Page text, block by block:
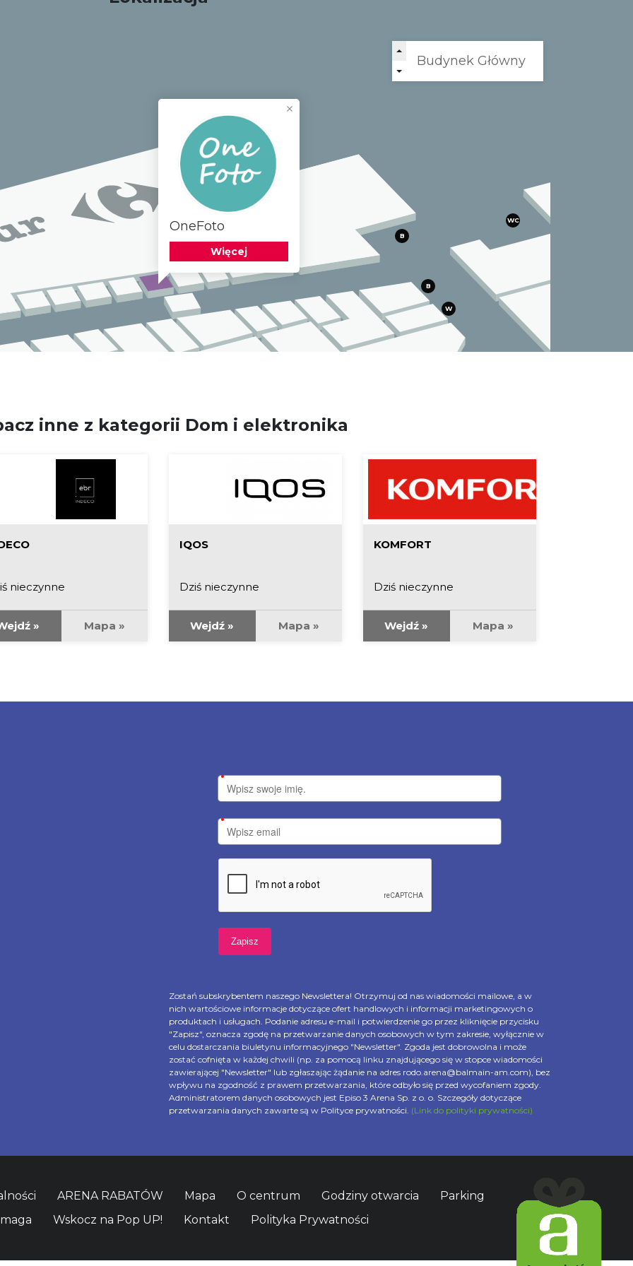
WC
WC
B
W
B
OneFoto
Więcej
inne z kategorii Dom i elektronika
nieczynne
» Mapa »
IQOS
Dziś nieczynne
Wejdź » Mapa »
KOMFORT
Dziś nieczynne
Wejdź » Mapa »
Zostań subskrybentem naszego Newslettera! Otrzymuj od nas wiadomości mailowe, a w
nich wartościowe informacje dotyczące ofert handlowych i informacji marketingowych o
produktach i usługach. Podanie adresu e-mail i potwierdzenie go przez kliknięcie przycisku
"Zapisz", oznacza zgodę na przetwarzanie danych osobowych w tym zakresie, wyłącznie w
celu dostarczania biuletynu informacyjnego "Newsletter". Zgoda jest dobrowolna i może
zostać cofnięta w każdej chwili (np. za pomocą linku znajdującego się w stopce wiadomości
zawierającej "Newsletter" lub zgłaszając żądanie na adres rodo.arena@balmain-am.com), bez
wpływu na zgodność z prawem przetwarzania, które odbyło się przed wycofaniem zgody.
Administratorem danych osobowych jest Episo 3 Arena Sp. z o. o. Szczegóły dotyczące
przetwarzania danych zawarte są w Polityce prywatności. (Link do polityki prywatności)
ARENA RABATÓW Mapa O centrum Godziny otwarcia
Parking
Wskocz na Pop UP! Kontakt Polityka Prywatności